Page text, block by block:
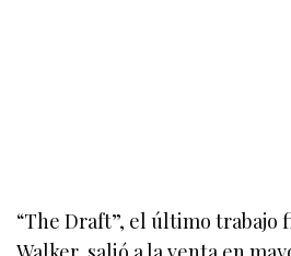
“The Draft”, el último trabajo